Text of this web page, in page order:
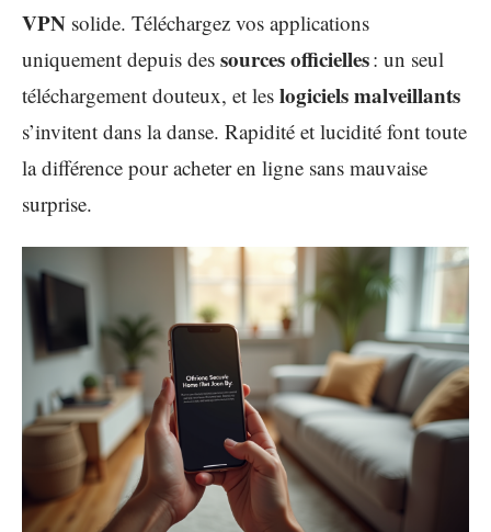
VPN solide. Téléchargez vos applications
uniquement depuis des sources officielles: un seul
téléchargement douteux, et les logiciels malveillants
s’invitent dans la danse. Rapidité et lucidité font toute
la différence pour acheter en ligne sans mauvaise
surprise.